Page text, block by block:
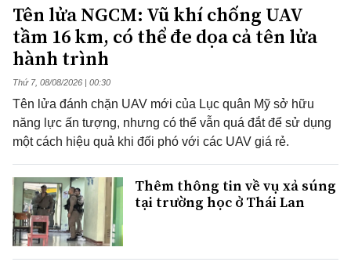
Tên lửa NGCM: Vũ khí chống UAV
tầm 16 km, có thể đe dọa cả tên lửa
hành trình
Thứ 7, 08/08/2026 | 00:30
Tên lửa đánh chặn UAV mới của Lục quân Mỹ sở hữu
năng lực ấn tượng, nhưng có thể vẫn quá đắt để sử dụng
một cách hiệu quả khi đối phó với các UAV giá rẻ.
Thêm thông tin về vụ xả súng
tại trường học ở Thái Lan